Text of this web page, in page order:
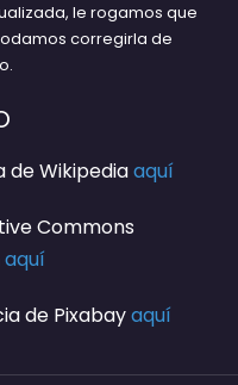
le rogamos que
corregirla de
de Wikipediaaquí
Commons
aquí
de Pixabayaquí